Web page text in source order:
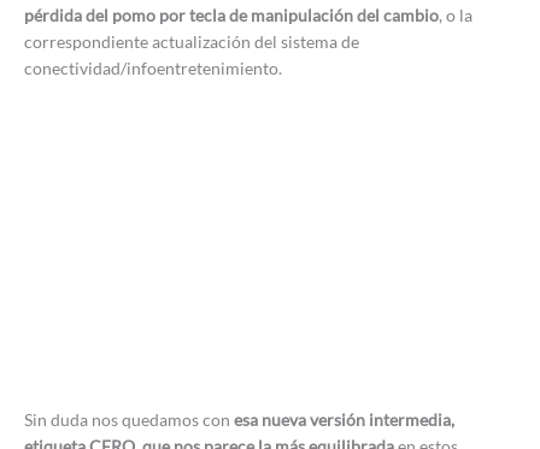
pérdida del pomo por tecla de manipulación del cambio, o la
correspondiente actualización del sistema de
conectividad/infoentretenimiento.
Sin duda nos quedamos con esa nueva versión intermedia,